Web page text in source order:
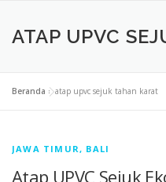
ATAP UPVC
Beranda »atap upvc sejuk tahan karat
JAWA TIMUR, BALI
Atap UPVC Sejuk